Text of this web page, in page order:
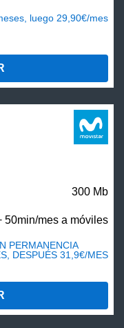
luego 29,90€/mes
300 Mb
50min/mes a móviles
PERMANENCIA
DESPUÉS 31,9€/MES